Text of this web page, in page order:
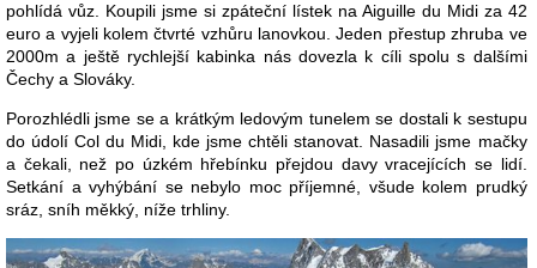
pohlídá vůz. Koupili jsme si zpáteční lístek na Aiguille du Midi za 42
euro a vyjeli kolem čtvrté vzhůru lanovkou. Jeden přestup zhruba ve
2000m a ještě rychlejší kabinka nás dovezla k cíli spolu s dalšími
Čechy a Slováky.
Porozhlédli jsme se a krátkým ledovým tunelem se dostali k sestupu
do údolí Col du Midi, kde jsme chtěli stanovat. Nasadili jsme mačky
a čekali, než po úzkém hřebínku přejdou davy vracejících se lidí.
Setkání a vyhýbání se nebylo moc příjemné, všude kolem prudký
sráz, sníh měkký, níže trhliny.